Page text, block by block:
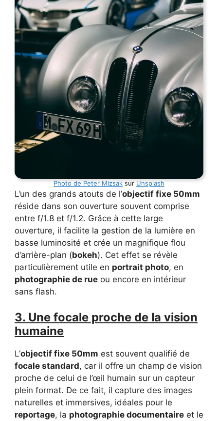
Photo de Peter Mizsak sur Unsplash
L’un des grands atouts de l’objectif fixe 50mm
réside dans son ouverture souvent comprise
entre f/1.8 et f/1.2. Grâce à cette large
ouverture, il facilite la gestion de la lumière en
basse luminosité et crée un magnifique flou
d’arrière-plan (bokeh). Cet effet se révèle
particulièrement utile en portrait photo, en
photographie de rue ou encore en intérieur
sans flash.
3. Une focale proche de la vision
humaine
L’objectif fixe 50mm est souvent qualifié de
focale standard, car il offre un champ de vision
proche de celui de l’œil humain sur un capteur
plein format. De ce fait, il capture des images
naturelles et immersives, idéales pour le
reportage, la photographie documentaire et le